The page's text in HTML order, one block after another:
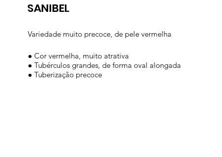
SANIBEL
Variedade muito precoce, de pele vermelha
● Cor vermelha, muito atrativa
● Tubérculos grandes, de forma oval alongada
● Tuberização precoce